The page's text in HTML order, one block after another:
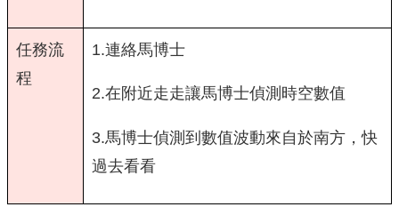
任務流
程
1.連絡馬博士
2.在附近走走讓馬博士偵測時空數值
3.馬博士偵測到數值波動來自於南方，快
過去看看